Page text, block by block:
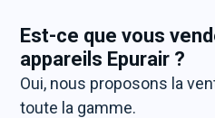
Est-ce que vous
appareils Epurair ?
Oui, nous proposons la
toute la gamme.